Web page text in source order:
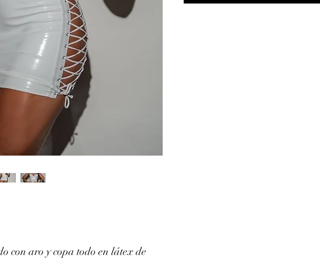
con aro y copa todo en látex de